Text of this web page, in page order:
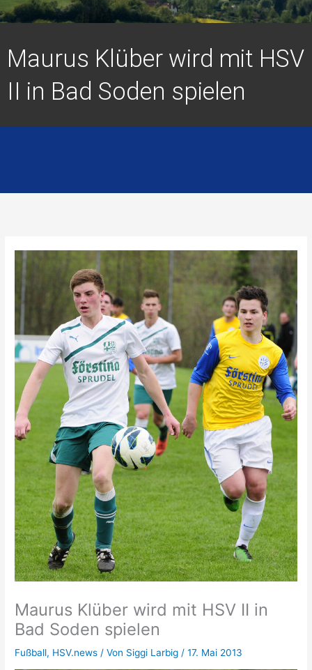
Maurus Klüber wird mit HSV
II in Bad Soden spielen
Maurus Klüber wird mit HSV II in
Bad Soden spielen
Fußball, HSV.news / Von Siggi Larbig/17. Mai 2013